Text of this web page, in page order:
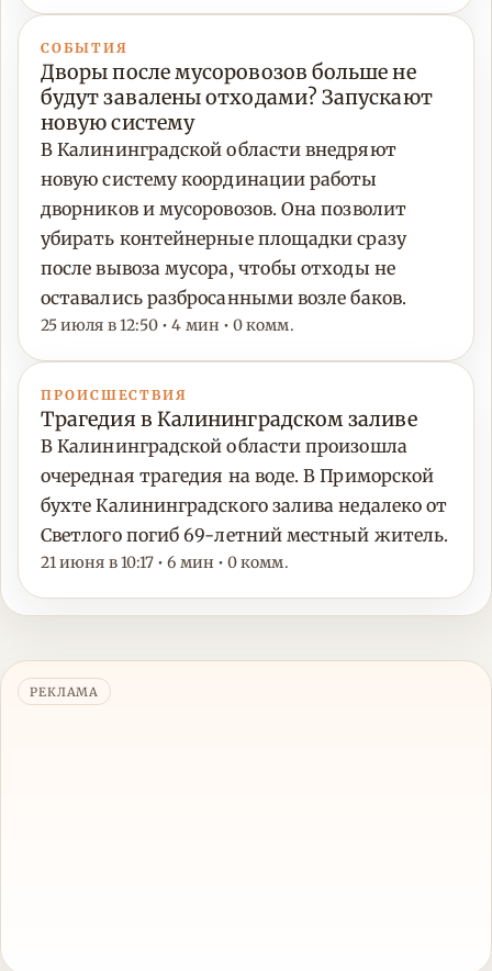
СОБЫТИЯ
Дворы после мусоровозов больше не
будут завалены отходами? Запускают
новую систему
В Калининградской области внедряют
новую систему координации работы
дворников и мусоровозов. Она позволит
убирать контейнерные площадки сразу
после вывоза мусора, чтобы отходы не
оставались разбросанными возле баков.
25 июля в 12:50 • 4 мин • 0 комм.
ПРОИСШЕСТВИЯ
Трагедия в Калининградском заливе
В Калининградской области произошла
очередная трагедия на воде. В Приморской
бухте Калининградского залива недалеко от
Светлого погиб 69-летний местный житель.
21 июня в 10:17 • 6 мин • 0 комм.
РЕКЛАМА